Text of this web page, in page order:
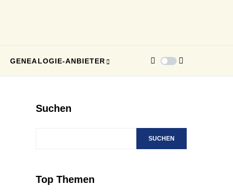
GENEALOGIE-ANBIETER
Suchen
SUCHEN
Top Themen